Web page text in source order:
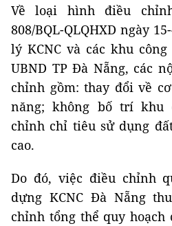
Về loại hình điều
808/BQL-QLQHXD ngày
lý KCNC và các khu
UBND TP Đà Nẵng, các
chỉnh gồm: thay đổi về
năng; không bố trí khu
chỉnh chỉ tiêu sử dụng
cao.
Do đó, việc điều chỉnh
dựng KCNC Đà Nẵng
chỉnh tổng thể quy hoạch